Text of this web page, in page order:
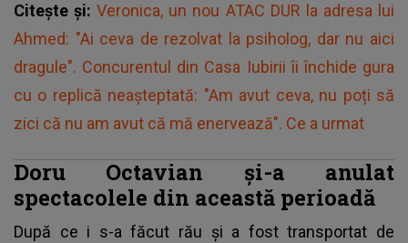
Citește și:Veronica, un nou ATAC DUR la adresa lui
Ahmed: "Ai ceva de rezolvat la psiholog, dar nu aici
dragule". Concurentul din Casa Iubirii îi închide gura
cu o replică neașteptată: "Am avut ceva, nu poți să
zici că nu am avut că mă enervează". Ce a urmat
Doru Octavian și-a anulat
spectacolele din această perioadă
După ce i s-a făcut rău și a fost transportat de